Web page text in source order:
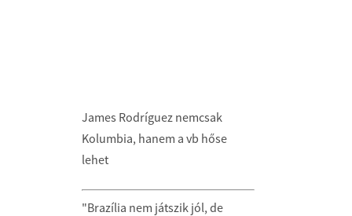
James Rodríguez nemcsak
Kolumbia, hanem a vb hőse
lehet
"Brazília nem játszik jól, de